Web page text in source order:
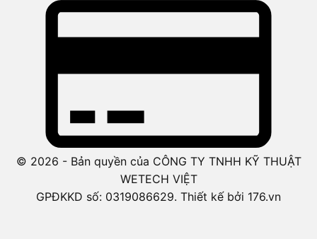
© 2026 - Bản quyền của CÔNG TY TNHH KỸ THUẬT
WETECH VIỆT
GPĐKKD số: 0319086629. Thiết kế bởi 176.vn